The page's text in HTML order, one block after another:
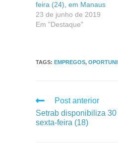
feira (24), em Manaus
23 de junho de 2019
Em "Destaque"
TAGS: EMPREGOS,
Post anterior
Setrab disponibiliza
sexta-feira (18)